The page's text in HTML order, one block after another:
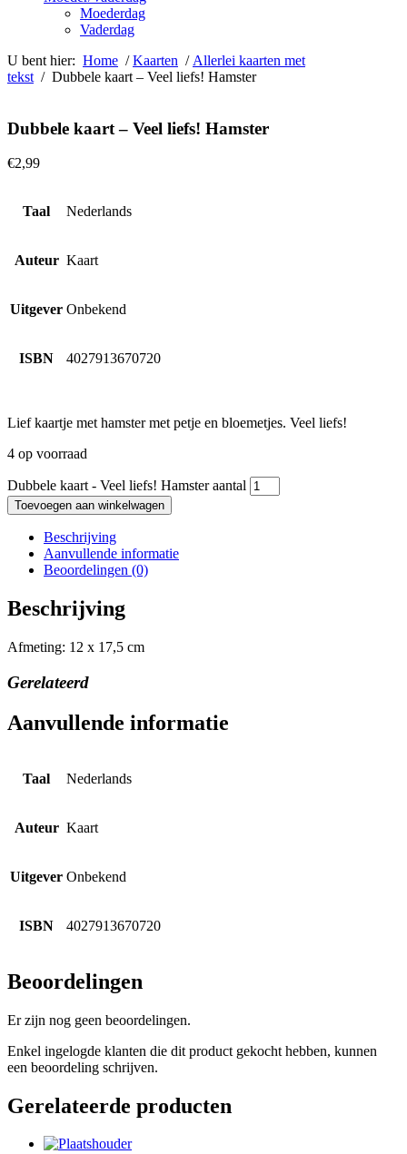
Moederdag
Vaderdag
U bent hier: Home /Kaarten / Allerlei kaarten met
tekst / Dubbele kaart – Veel liefs! Hamster
Dubbele kaart – Veel liefs! Hamster
€2,99
Taal Nederlands
Auteur Kaart
Uitgever Onbekend
ISBN 4027913670720
Lief kaartje met hamster met petje en bloemetjes. Veel liefs!
4 op voorraad
Dubbele kaart - Veel liefs! Hamster aantal
Toevoegen aan winkelwagen
Beschrijving
Aanvullende informatie
Beoordelingen (0)
Beschrijving
Afmeting: 12 x 17,5 cm
Gerelateerd
Aanvullende informatie
Taal Nederlands
Auteur Kaart
Uitgever Onbekend
ISBN 4027913670720
Beoordelingen
Er zijn nog geen beoordelingen.
Enkel ingelogde klanten die dit product gekocht hebben, kunnen
een beoordeling schrijven.
Gerelateerde producten